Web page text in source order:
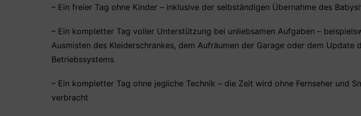
– Ein freier Tag ohne Kinder – inklusive der selbständigen Übernahme des
– Ein kompletter Tag voller Unterstützung bei unliebsamen Aufgaben –
Ausmisten des Kleiderschrankes, dem Aufräumen der Garage oder dem Update
Betriebssystems
– Ein kompletter Tag ohne jegliche Technik – die Zeit wird ohne Fernseher und
verbracht